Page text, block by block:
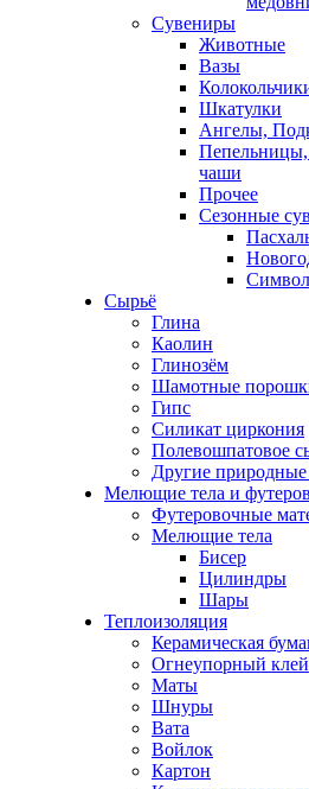
Сувениры
Животные
Вазы
Шкатулки
Ангелы,
чаши
Прочее
Сезонные
Символ
Сырьё
Глина
Каолин
Глинозём
Шамотные
Гипс
Силикат циркония
Полевошпатовое
Другие
Мелющие тела и
Футеровочные
Мелющие тела
Бисер
Цилиндры
Шары
Теплоизоляция
Керамическая
Огнеупорный клей
Маты
Шнуры
Вата
Войлок
Картон